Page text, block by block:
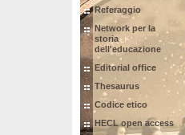
Referaggio
Network per la
storia
dell'educazione
Editorial office
Thesaurus
Codice etico
HECL open access